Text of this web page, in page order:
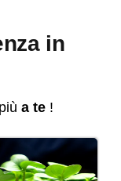
in
a te!